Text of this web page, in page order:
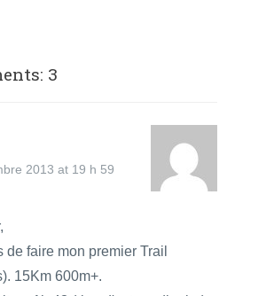
3
2013 at 19 h 59
de faire mon premier Trail
15Km 600m+.